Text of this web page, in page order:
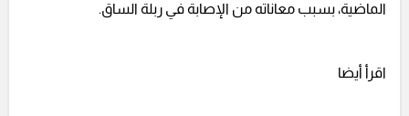
الماضية، بسبب معاناته من الإصابة في ربلة الساق.
اقرأ أيضا